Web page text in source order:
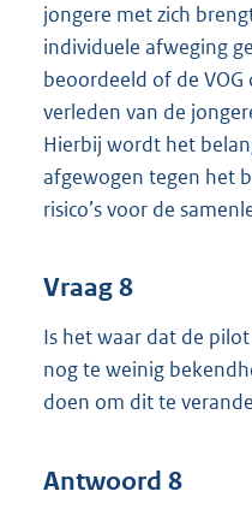
jongere met zich
individuele afweging
beoordeeld of de
verleden van de
Hierbij wordt het
afgewogen tegen het
risico’s voor de
Vraag 8
Is het waar dat de
nog te weinig
doen om dit te
Antwoord 8